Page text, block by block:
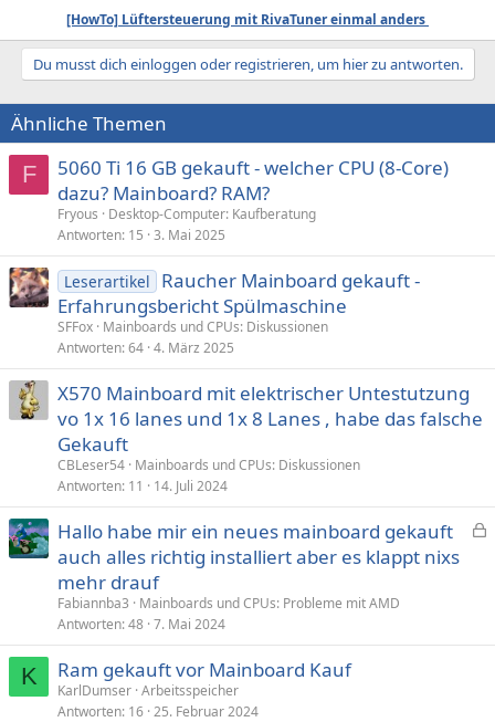
[HowTo] Lüftersteuerung mit RivaTuner einmal anders
Du musst dich einloggen oder registrieren, um hier zu antworten.
Ähnliche Themen
F
5060 Ti 16 GB gekauft - welcher CPU (8-Core)
dazu? Mainboard? RAM?
Fryous
Desktop-Computer: Kaufberatung
Antworten 15 3. Mai 2025
Leserartikel
Raucher Mainboard gekauft -
Erfahrungsbericht Spülmaschine
SFFox Mainboards und CPUs: Diskussionen
Antworten 64 4. März 2025
X570 Mainboard mit elektrischer Untestutzung
vo 1x 16 lanes und 1x 8 Lanes , habe das falsche
Gekauft
CBLeser54 Mainboards und CPUs: Diskussionen
Antworten 11 14. Juli 2024
r
Hallo habe mir ein neues mainboard gekauft
auch alles richtig installiert aber es klappt nixs
mehr drauf
Fabiannba3
Mainboards und CPUs: Probleme mit AMD
Antworten 48 7. Mai 2024
K Ram gekauft vor Mainboard Kauf
KarlDumser Arbeitsspeicher
Antworten 16 25. Februar 2024